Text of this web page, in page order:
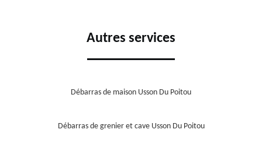
Autres services
Débarras de maison Usson Du Poitou
Débarras de grenier et cave Usson Du Poitou